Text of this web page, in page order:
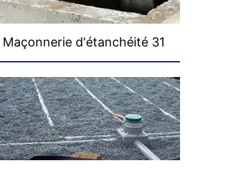
Maçonnerie d'étanchéité 31